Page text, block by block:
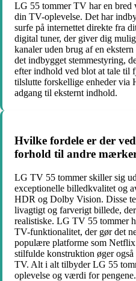
LG 55 tommer TV har en bred
din TV-oplevelse. Det har
surfe på internettet direkte fra
digital tuner, der giver dig
kanaler uden brug af en
det indbygget stemmestyring,
efter indhold ved blot at tale til
tilslutte forskellige enheder
adgang til eksternt indhold.
Hvilke fordele er der
forhold til andre
LG TV 55 tommer skiller sig
exceptionelle billedkvalitet og
HDR og Dolby Vision. Disse
livagtigt og farverigt billede,
realistiske. LG TV 55 tommer
TV-funktionalitet, der gør det
populære platforme som
stilfulde konstruktion øger
TV. Alt i alt tilbyder LG 55
oplevelse og værdi for pengene.